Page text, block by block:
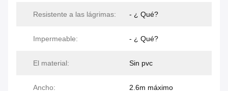
Resistente a las lágrimas: - ¿ Qué?
Impermeable: - ¿ Qué?
El material: Sin pvc
Ancho: 2.6m máximo